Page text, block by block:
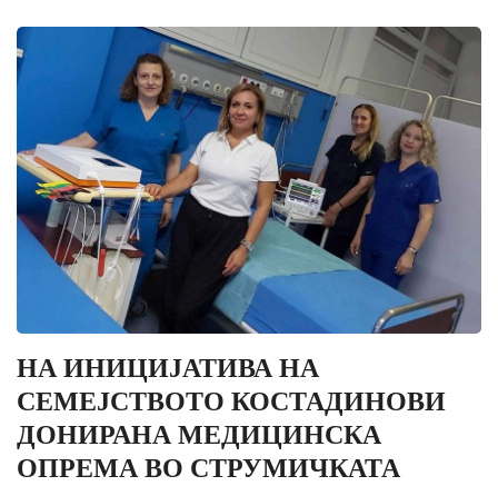
НА ИНИЦИЈАТИВА НА
СЕМЕЈСТВОТО КОСТАДИНОВИ
ДОНИРАНА МЕДИЦИНСКА
ОПРЕМА ВО СТРУМИЧКАТА